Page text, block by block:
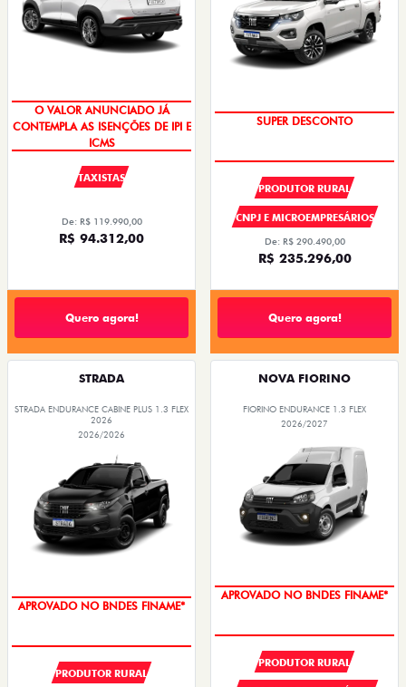
O VALOR ANUNCIADO JÁ
CONTEMPLA AS ISENÇÕES DE IPI E
ICMS
TAXISTAS
De: R$ 119.990,00
R$ 94.312,00
Quero agora!
SUPER DESCONTO
PRODUTOR RURAL
CNPJ E MICROEMPRESÁRIOS
De: R$ 290.490,00
R$ 235.296,00
Quero agora!
STRADA
STRADA ENDURANCE CABINE PLUS 1.3 FLEX
2026
2026/2026
APROVADO NO BNDES FINAME*
PRODUTOR RURAL
NOVA FIORINO
FIORINO ENDURANCE 1.3 FLEX
2026/2027
APROVADO NO BNDES FINAME*
PRODUTOR RURAL